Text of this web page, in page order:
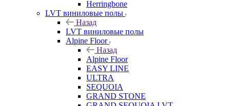
Herringbone
LVT виниловые полы
Назад
LVT виниловые полы
Alpine Floor
Назад
Alpine Floor
EASY LINE
ULTRA
SEQUOIA
GRAND STONE